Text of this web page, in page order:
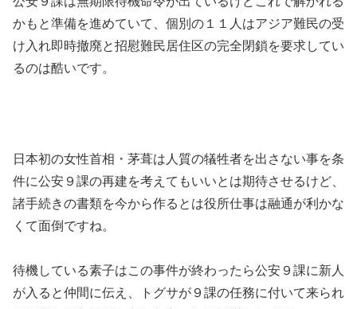
かもと準備を進めていて、個別の１１人はアジア難民の受
け入れ即時撤廃と招慰難民居住区の完全閉鎖を要求してい
るのは酷いです。
日本初の女性首相・茅葺は人質の犠牲者を出さない事を条
件に公安９課の再建を考えてもいいとは期待させるけど、
諸手続きの書類を今から作るとは役所仕事は融通が利かな
くて面倒ですね。
待機している素子はこの事件が終わったら公安９課に新人
が入ると仲間に伝え、トグサが９課の任務に付いて来られ